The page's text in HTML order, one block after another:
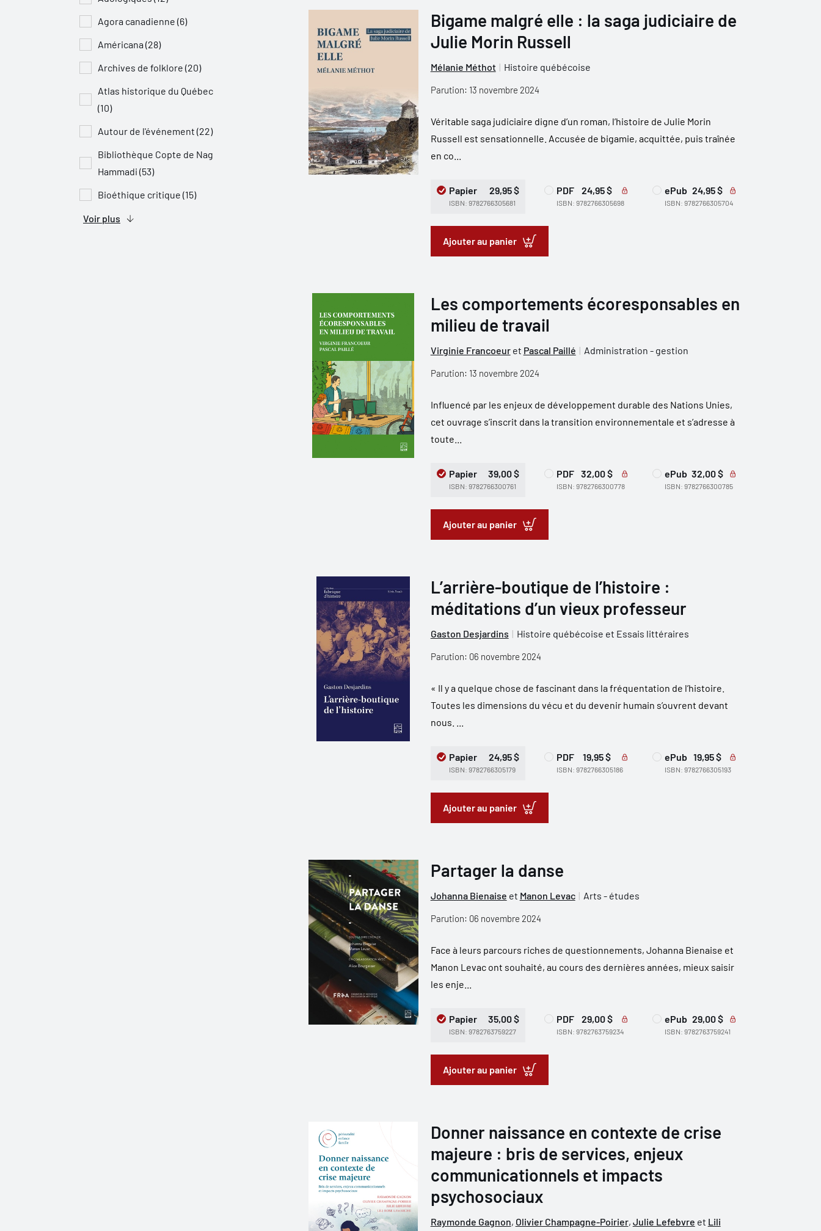
Agora canadienne (6)
Américana (28)
Archives de folklore (20)
Atlas historique du Québec
(10)
Autour de l'événement (22)
Bibliothèque Copte de Nag
Hammadi (53)
Bioéthique critique (15)
Voir plus
Bigame malgré elle : la saga judiciaire de
Julie Morin Russell
Mélanie Méthot Histoire québécoise
Parution: 13 novembre 2024
Véritable saga judiciaire digne d’un roman, l’histoire de Julie Morin
Russell est sensationnelle. Accusée de bigamie, acquittée, puis traînée
en co...
Papier 29,95 $
ISBN: 9782766305681
PDF 24,95 $
ISBN: 9782766305698
ePub 24,95 $
ISBN: 9782766305704
Ajouter au panier
Les comportements écoresponsables en
milieu de travail
Virginie Francoeuret Pascal Paillé Administration - gestion
Parution: 13 novembre 2024
Influencé par les enjeux de développement durable des Nations Unies,
cet ouvrage s’inscrit dans la transition environnementale et s’adresse à
toute...
Papier 39,00 $
ISBN: 9782766300761
PDF 32,00 $
ISBN: 9782766300778
ePub 32,00 $
ISBN: 9782766300785
Ajouter au panier
L’arrière-boutique de l’histoire :
méditations d’un vieux professeur
Gaston Desjardins Histoire québécoise et Essais littéraires
Parution: 06 novembre 2024
« Il y a quelque chose de fascinant dans la fréquentation de l’histoire.
Toutes les dimensions du vécu et du devenir humain s’ouvrent devant
nous. ...
Papier 24,95 $
ISBN: 9782766305179
PDF 19,95 $
ISBN: 9782766305186
ePub 19,95 $
ISBN: 9782766305193
Ajouter au panier
Partager la danse
Johanna Bienaise et Manon Levac Arts - études
Parution: 06 novembre 2024
Face à leurs parcours riches de questionnements, Johanna Bienaise et
Manon Levac ont souhaité, au cours des dernières années, mieux saisir
les enje...
Papier 35,00 $
ISBN: 9782763759227
PDF 29,00 $
ISBN: 9782763759234
ePub 29,00 $
ISBN: 9782763759241
Ajouter au panier
Donner naissance en contexte de crise
majeure : bris de services, enjeux
communicationnels et impacts
psychosociaux
Raymonde Gagnon, Olivier Champagne-Poirier, Julie Lefebvre et Lili